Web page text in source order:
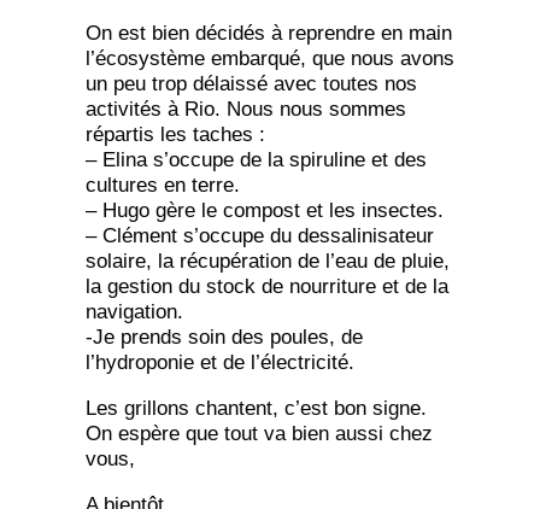
On est bien décidés à reprendre en main
l’écosystème embarqué, que nous avons
un peu trop délaissé avec toutes nos
activités à Rio. Nous nous sommes
répartis les taches :
– Elina s’occupe de la spiruline et des
cultures en terre.
– Hugo gère le compost et les insectes.
– Clément s’occupe du dessalinisateur
solaire, la récupération de l’eau de pluie,
la gestion du stock de nourriture et de la
navigation.
-Je prends soin des poules, de
l’hydroponie et de l’électricité.
Les grillons chantent, c’est bon signe.
On espère que tout va bien aussi chez
vous,